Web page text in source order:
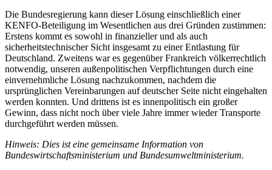
Die Bundesregierung kann dieser Lösung einschließlich einer
KENFO-Beteiligung im Wesentlichen aus drei Gründen zustimmen:
Erstens kommt es sowohl in finanzieller und als auch
sicherheitstechnischer Sicht insgesamt zu einer Entlastung für
Deutschland. Zweitens war es gegenüber Frankreich völkerrechtlich
notwendig, unseren außenpolitischen Verpflichtungen durch eine
einvernehmliche Lösung nachzukommen, nachdem die
ursprünglichen Vereinbarungen auf deutscher Seite nicht eingehalten
werden konnten. Und drittens ist es innenpolitisch ein großer
Gewinn, dass nicht noch über viele Jahre immer wieder Transporte
durchgeführt werden müssen.
Hinweis: Dies ist eine gemeinsame Information von
Bundeswirtschaftsministerium und Bundesumweltministerium.